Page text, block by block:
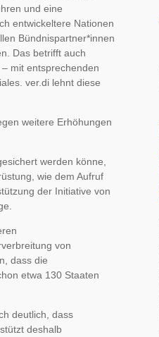
und eine
entwickeltere Nationen
Bündnispartner*innen
Das betrifft auch
mit entsprechenden
ver.di lehnt diese
weitere Erhöhungen
werden könne,
wie dem Aufruf
der Initiative von
von
dass die
etwa 130 Staaten
deutlich, dass
deshalb